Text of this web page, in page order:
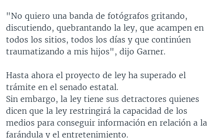
"No quiero una banda de fotógrafos gritando,
discutiendo, quebrantando la ley, que acampen en
todos los sitios, todos los días y que continúen
traumatizando a mis hijos", dijo Garner.
Hasta ahora el proyecto de ley ha superado el
trámite en el senado estatal.
Sin embargo, la ley tiene sus detractores quienes
dicen que la ley restringirá la capacidad de los
medios para conseguir información en relación a la
farándula y el entretenimiento.